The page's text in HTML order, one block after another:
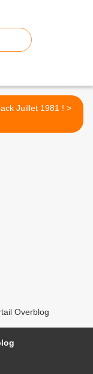
Flashback Juillet 1981 ! >
Overblog